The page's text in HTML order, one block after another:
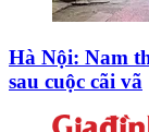
Hà Nội: Nam
sau cuộc cãi vã